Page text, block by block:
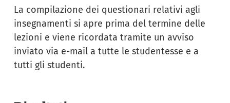
La compilazione dei questionari relativi agli
insegnamenti si apre prima del termine delle
lezioni e viene ricordata tramite un avviso
inviato via e-mail a tutte le studentesse e a
tutti gli studenti.